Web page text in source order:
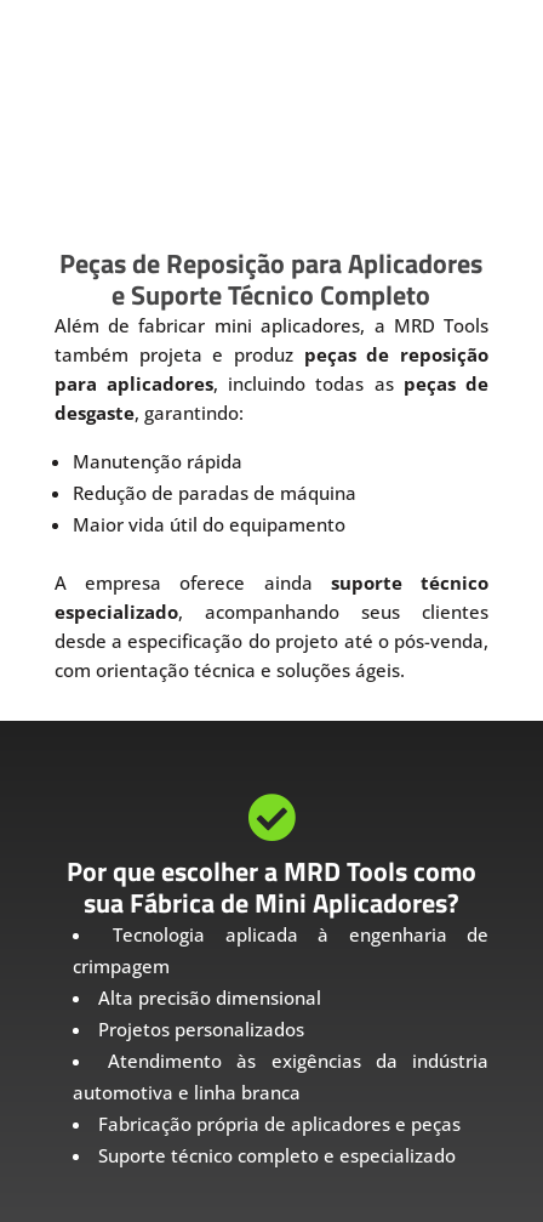
Peças de Reposição para Aplicadores
e Suporte Técnico Completo
Além de fabricar mini aplicadores, a MRD Tools
também projeta e produz peças de reposição
para aplicadores, incluindo todas as peças de
desgaste, garantindo:
Manutenção rápida
Redução de paradas de máquina
Maior vida útil do equipamento
A empresa oferece ainda suporte técnico
especializado, acompanhando seus clientes
desde a especificação do projeto até o pós-venda,
com orientação técnica e soluções ágeis.

Por que escolher a MRD Tools como
sua Fábrica de Mini Aplicadores?
Tecnologia aplicada à engenharia de
crimpagem
Alta precisão dimensional
Projetos personalizados
Atendimento às exigências da indústria
automotiva e linha branca
Fabricação própria de aplicadores e peças
Suporte técnico completo e especializado